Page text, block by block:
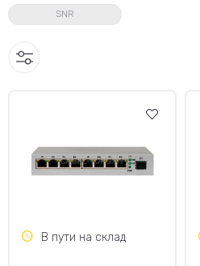
SNR
В пути на склад